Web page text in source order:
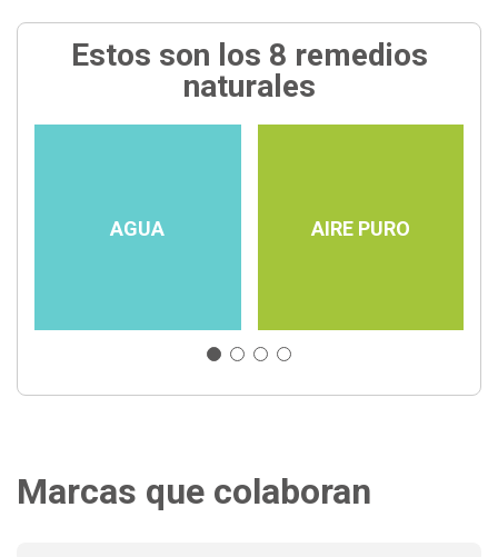
Estos son los 8 remedios
naturales
AGUA AIRE PURO
Marcas que colaboran